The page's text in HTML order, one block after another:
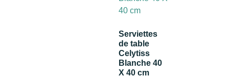
Serviettes
de table
Celytiss
Blanche 40
X 40 cm